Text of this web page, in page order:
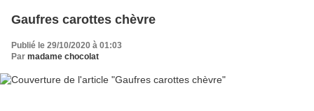
Gaufres carottes chèvre
Publié le 29/10/2020 à 01:03
Par madame chocolat